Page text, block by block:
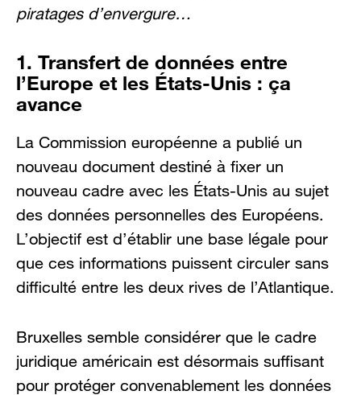
piratages d’envergure…
1. Transfert de données entre
l’Europe et les États-Unis : ça
avance
La Commission européenne a publié un
nouveau document destiné à fixer un
nouveau cadre avec les États-Unis au sujet
des données personnelles des Européens.
L’objectif est d’établir une base légale pour
que ces informations puissent circuler sans
difficulté entre les deux rives de l’Atlantique.
Bruxelles semble considérer que le cadre
juridique américain est désormais suffisant
pour protéger convenablement les données